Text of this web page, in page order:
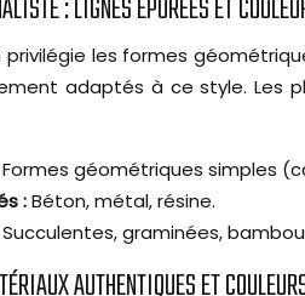
: LIGNES ÉPURÉES ET
les formes
adaptés à ce style. Les
Formes géométriques simples
:Béton, métal, résine.
Succulentes, graminées,